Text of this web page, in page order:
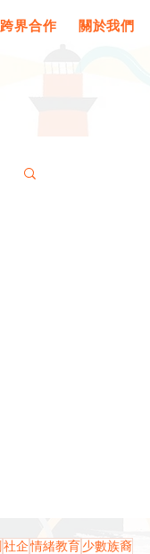
跨界合作 關於我們
社企情緒教育少數族裔